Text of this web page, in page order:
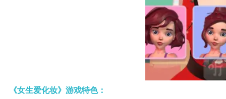
《女生爱化妆》游戏特色：